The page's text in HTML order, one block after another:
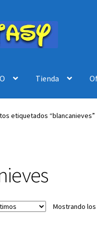
Tienda
etiquetados “blancanieves”
Mostrando